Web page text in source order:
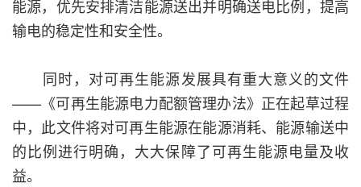
能源，优先安排清洁能源送出并明确送电比例，提高
输电的稳定性和安全性。
同时，对可再生能源发展具有重大意义的文件
——《可再生能源电力配额管理办法》正在起草过程
中，此文件将对可再生能源在能源消耗、能源输送中
的比例进行明确，大大保障了可再生能源电量及收
益。